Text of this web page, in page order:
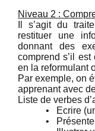
Niveau 2 :
Il s’agit du
restituer une
donnant des
comprend s’il
en la reformulant
Par exemple, on
apprenant avec
Liste de verbes
•
Ecrire
•